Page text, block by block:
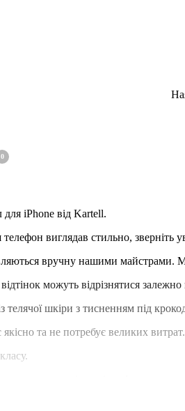
0
iPhone від Kartell.
виглядав стильно, зверніть
вручну нашими майстрами.
можуть відрізнятися
телячої шкіри з тисненням під
та не потребує великих
завжди лягає по-різному,